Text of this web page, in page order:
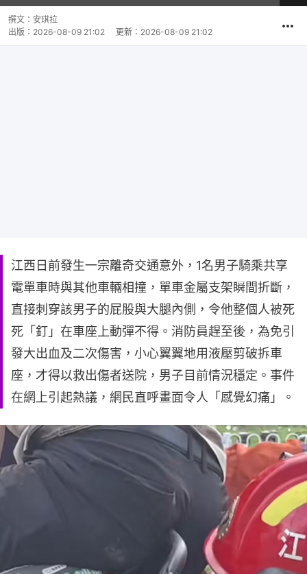
共
撰文： 安琪拉
出版： 2026-08-09 21:02 更新： 2026-08-09 21:02
江西日前發生一宗離奇交通意外，1名男子騎乘共享
電單車時與其他車輛相撞，單車金屬支架瞬間折斷，
直接刺穿該男子的屁股與大腿內側，令他整個人被死
死「釘」在車座上動彈不得。消防員趕至後，為免引
發大出血及二次傷害，小心翼翼地用液壓剪破拆車
座，才得以救出傷者送院，男子目前情況穩定。事件
在網上引起熱議，網民直呼畫面令人「感覺幻痛」。